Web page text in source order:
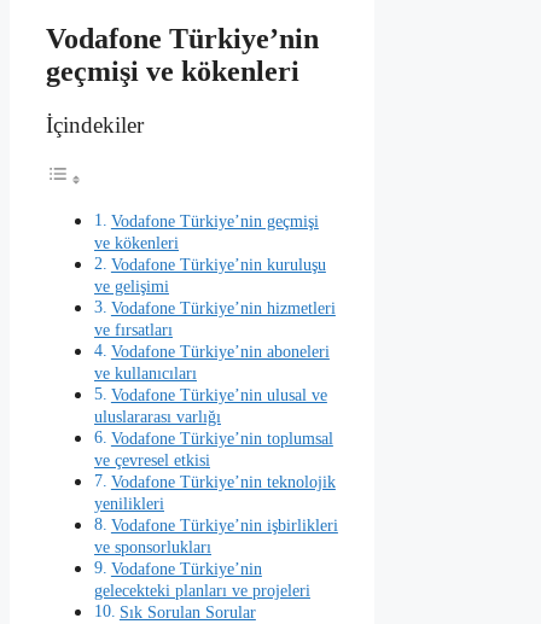
Vodafone Türkiye’nin
geçmişi ve kökenleri
İçindekiler
Vodafone Türkiye’nin geçmişi
ve kökenleri
Vodafone Türkiye’nin kuruluşu
ve gelişimi
Vodafone Türkiye’nin hizmetleri
ve fırsatları
Vodafone Türkiye’nin aboneleri
ve kullanıcıları
Vodafone Türkiye’nin ulusal ve
uluslararası varlığı
Vodafone Türkiye’nin toplumsal
ve çevresel etkisi
Vodafone Türkiye’nin teknolojik
yenilikleri
Vodafone Türkiye’nin işbirlikleri
ve sponsorlukları
Vodafone Türkiye’nin
gelecekteki planları ve projeleri
Sık Sorulan Sorular